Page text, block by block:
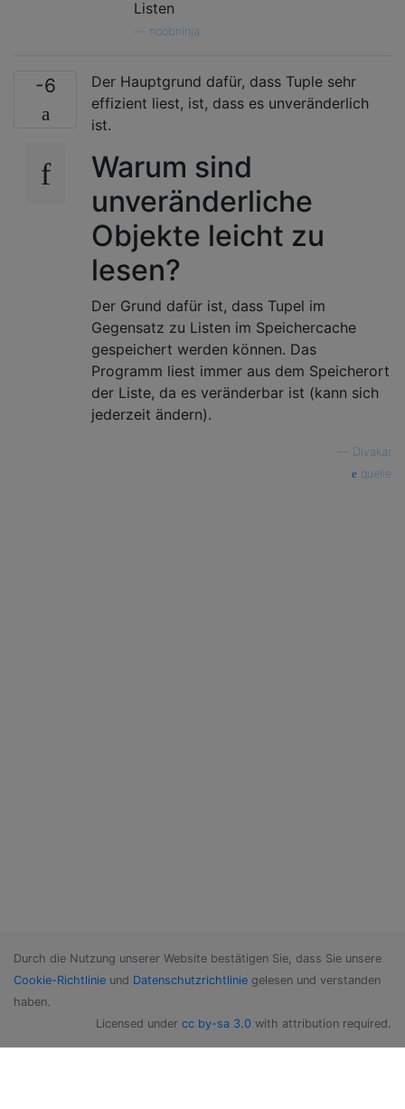
Listen
noobninja
-6
Der Hauptgrund dafür, dass Tuple sehr
effizient liest, ist, dass es unveränderlich
ist.
Warum sind
unveränderliche
Objekte leicht zu
lesen?
Der Grund dafür ist, dass Tupel im
Gegensatz zu Listen im Speichercache
gespeichert werden können. Das
Programm liest immer aus dem Speicherort
der Liste, da es veränderbar ist (kann sich
jederzeit ändern).
Divakar
quelle
Durch die Nutzung unserer Website bestätigen Sie, dass Sie unsere
Cookie-Richtlinie und Datenschutzrichtlinie gelesen und verstanden
haben.
Licensed under cc by-sa 3.0 with attribution required.